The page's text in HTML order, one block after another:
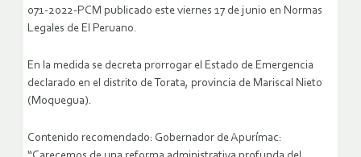
071-2022-PCM publicado este viernes 17 de junio en Normas
Legales de El Peruano.
En la medida se decreta prorrogar el Estado de Emergencia
declarado en el distrito de Torata, provincia de Mariscal Nieto
(Moquegua).
Contenido recomendado: Gobernador de Apurímac: